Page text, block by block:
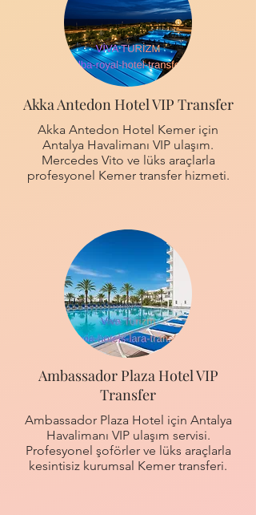
Akka Antedon Hotel VIP Transfer
Akka Antedon Hotel Kemer için
Antalya Havalimanı VIP ulaşım.
Mercedes Vito ve lüks araçlarla
profesyonel Kemer transfer hizmeti.
Ambassador Plaza Hotel VIP
Transfer
Ambassador Plaza Hotel için Antalya
Havalimanı VIP ulaşım servisi.
Profesyonel şoförler ve lüks araçlarla
kesintisiz kurumsal Kemer transferi.